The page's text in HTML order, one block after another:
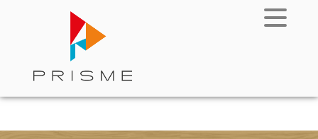
Locations-Ventes Accès client